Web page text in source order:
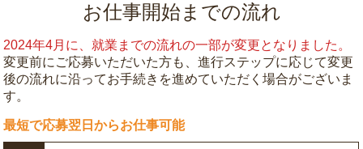
お仕事開始までの流れ
2024年4月に、就業までの流れの一部が変更となりました。
変更前にご応募いただいた方も、進行ステップに応じて変更
後の流れに沿ってお手続きを進めていただく場合がございま
す。
最短で応募翌日からお仕事可能